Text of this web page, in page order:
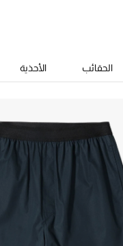
الحقائب الأحذية